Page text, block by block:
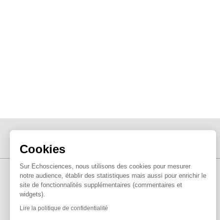
Cookies
Sur Echosciences, nous utilisons des cookies pour mesurer
notre audience, établir des statistiques mais aussi pour enrichir le
site de fonctionnalités supplémentaires (commentaires et
widgets).
Lire la politique de confidentialité